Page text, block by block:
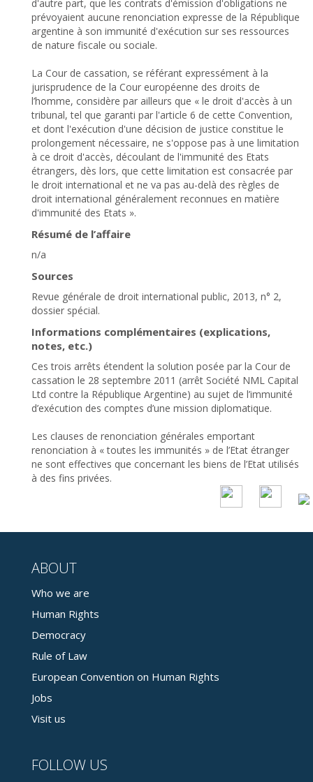
d'autre part, que les contrats d'émission d'obligations ne
prévoyaient aucune renonciation expresse de la République
argentine à son immunité d'exécution sur ses ressources
de nature fiscale ou sociale.
La Cour de cassation, se référant expressément à la
jurisprudence de la Cour européenne des droits de
l’homme, considère par ailleurs que « le droit d'accès à un
tribunal, tel que garanti par l'article 6 de cette Convention,
et dont l'exécution d'une décision de justice constitue le
prolongement nécessaire, ne s'oppose pas à une limitation
à ce droit d'accès, découlant de l'immunité des Etats
étrangers, dès lors, que cette limitation est consacrée par
le droit international et ne va pas au-delà des règles de
droit international généralement reconnues en matière
d'immunité des Etats ».
Résumé de l’affaire
n/a
Sources
Revue générale de droit international public, 2013, n° 2,
dossier spécial.
Informations complémentaires (explications,
notes, etc.)
Ces trois arrêts étendent la solution posée par la Cour de
cassation le 28 septembre 2011 (arrêt Société NML Capital
Ltd contre la République Argentine) au sujet de l’immunité
d’exécution des comptes d’une mission diplomatique.
Les clauses de renonciation générales emportant
renonciation à « toutes les immunités » de l’Etat étranger
ne sont effectives que concernant les biens de l’Etat utilisés
à des fins privées.
ABOUT
Who we are
Human Rights
Democracy
Rule of Law
European Convention on Human Rights
Jobs
Visit us
FOLLOW US